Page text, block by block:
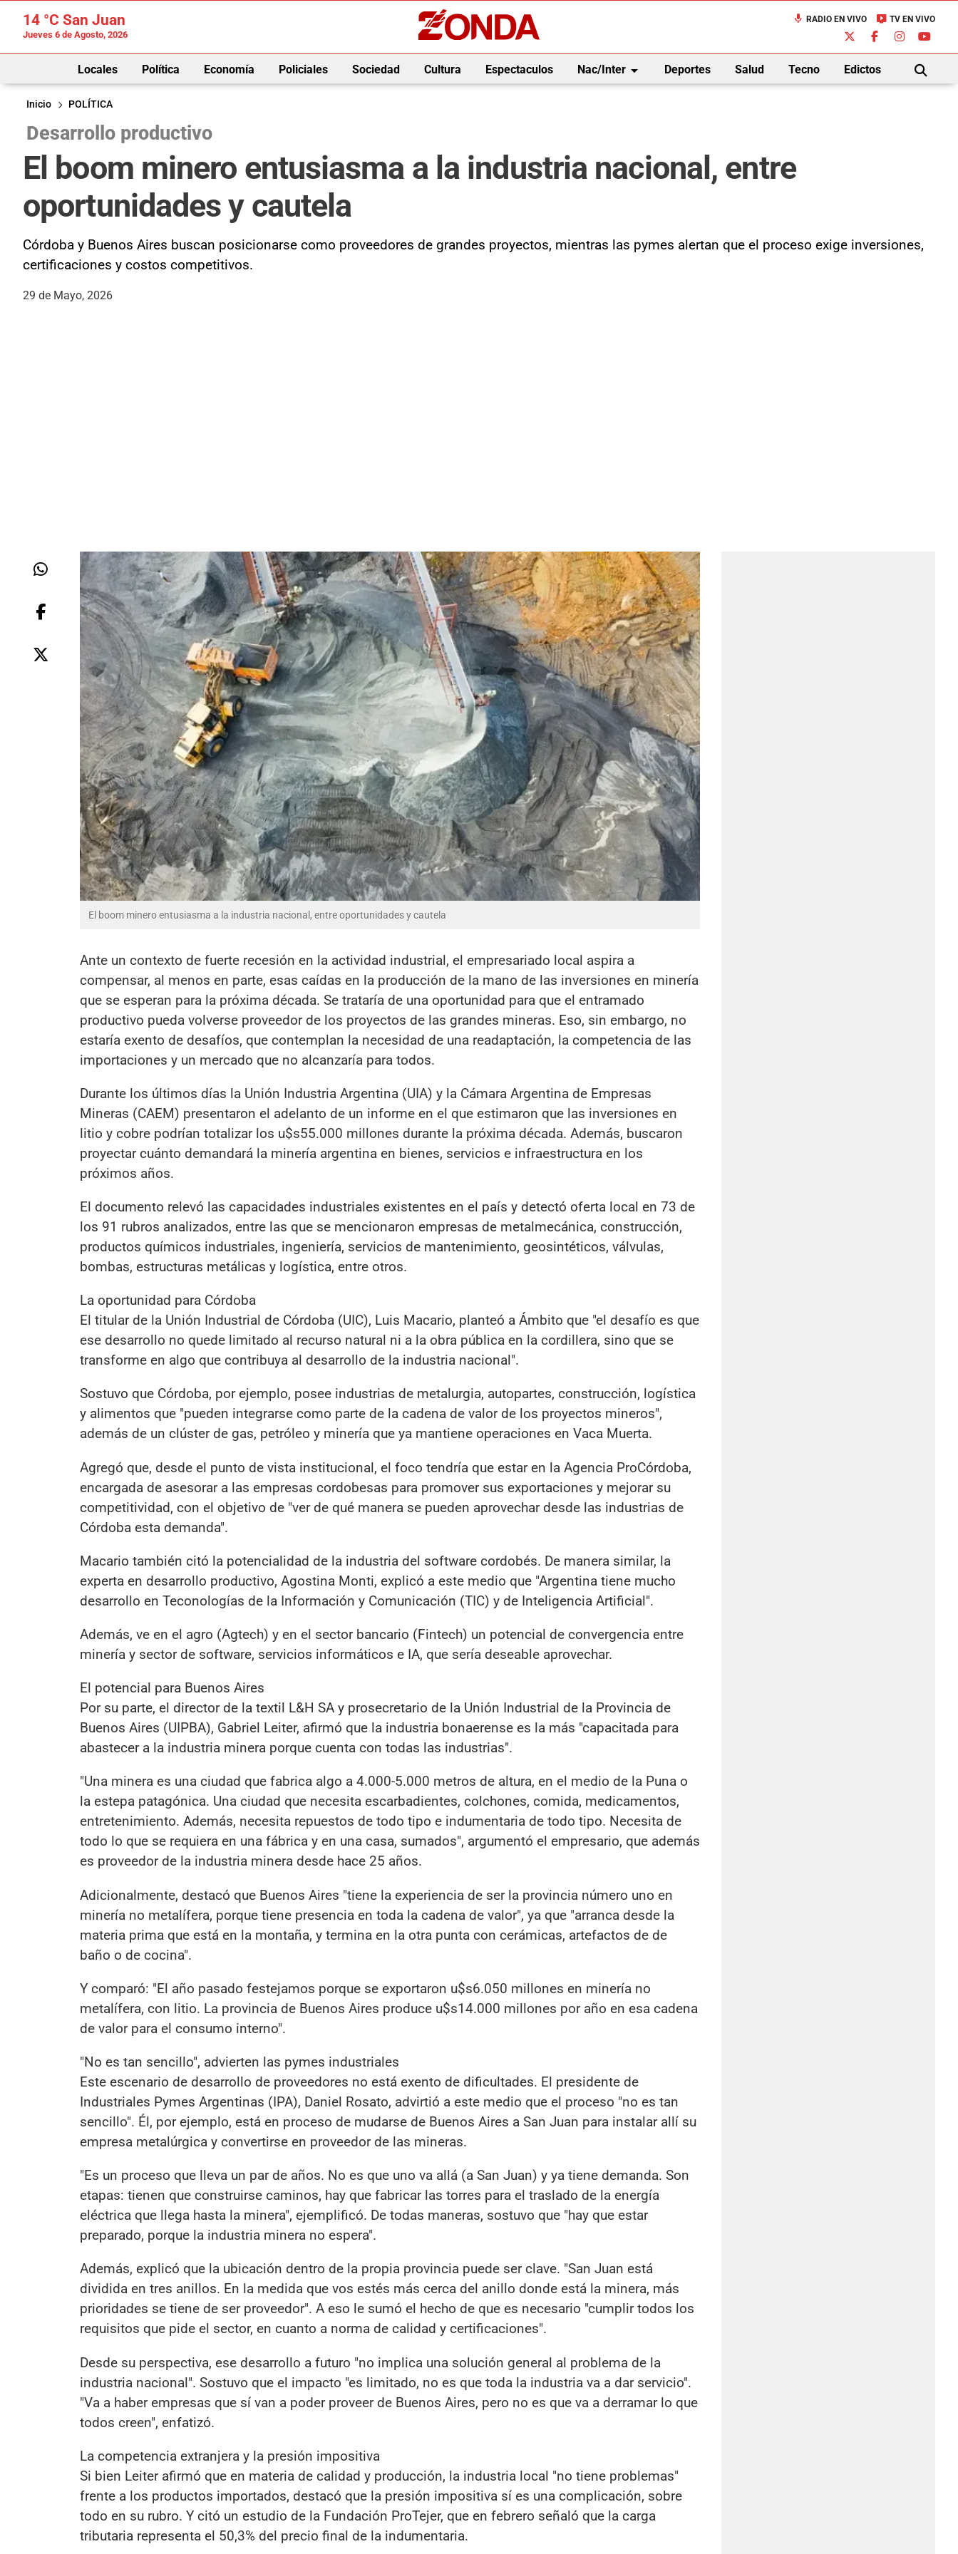
14 °C San Juan
Jueves 6 de Agosto, 2026
mic RADIO EN VIVO live_tv TV EN VIVO
Locales Política Economía Policiales Sociedad Cultura Espectaculos Nac/Interarrow_drop_down Deportes Salud Tecno Edictos
BUSCAR
Inicio
POLÍTICA
Desarrollo productivo
El boom minero entusiasma a la industria nacional, entre
oportunidades y cautela
Córdoba y Buenos Aires buscan posicionarse como proveedores de grandes proyectos, mientras las pymes alertan que el proceso exige inversiones,
certificaciones y costos competitivos.
29 de Mayo, 2026
El boom minero entusiasma a la industria nacional, entre oportunidades y cautela
Ante un contexto de fuerte recesión en la actividad industrial, el empresariado local aspira a
compensar, al menos en parte, esas caídas en la producción de la mano de las inversiones en minería
que se esperan para la próxima década. Se trataría de una oportunidad para que el entramado
productivo pueda volverse proveedor de los proyectos de las grandes mineras. Eso, sin embargo, no
estaría exento de desafíos, que contemplan la necesidad de una readaptación, la competencia de las
importaciones y un mercado que no alcanzaría para todos.
Durante los últimos días la Unión Industria Argentina (UIA) y la Cámara Argentina de Empresas
Mineras (CAEM) presentaron el adelanto de un informe en el que estimaron que las inversiones en
litio y cobre podrían totalizar los u$s55.000 millones durante la próxima década. Además, buscaron
proyectar cuánto demandará la minería argentina en bienes, servicios e infraestructura en los
próximos años.
El documento relevó las capacidades industriales existentes en el país y detectó oferta local en 73 de
los 91 rubros analizados, entre las que se mencionaron empresas de metalmecánica, construcción,
productos químicos industriales, ingeniería, servicios de mantenimiento, geosintéticos, válvulas,
bombas, estructuras metálicas y logística, entre otros.
La oportunidad para Córdoba
El titular de la Unión Industrial de Córdoba (UIC), Luis Macario, planteó a Ámbito que "el desafío es que
ese desarrollo no quede limitado al recurso natural ni a la obra pública en la cordillera, sino que se
transforme en algo que contribuya al desarrollo de la industria nacional".
Sostuvo que Córdoba, por ejemplo, posee industrias de metalurgia, autopartes, construcción, logística
y alimentos que "pueden integrarse como parte de la cadena de valor de los proyectos mineros",
además de un clúster de gas, petróleo y minería que ya mantiene operaciones en Vaca Muerta.
Agregó que, desde el punto de vista institucional, el foco tendría que estar en la Agencia ProCórdoba,
encargada de asesorar a las empresas cordobesas para promover sus exportaciones y mejorar su
competitividad, con el objetivo de "ver de qué manera se pueden aprovechar desde las industrias de
Córdoba esta demanda".
Macario también citó la potencialidad de la industria del software cordobés. De manera similar, la
experta en desarrollo productivo, Agostina Monti, explicó a este medio que "Argentina tiene mucho
desarrollo en Teconologías de la Información y Comunicación (TIC) y de Inteligencia Artificial".
Además, ve en el agro (Agtech) y en el sector bancario (Fintech) un potencial de convergencia entre
minería y sector de software, servicios informáticos e IA, que sería deseable aprovechar.
El potencial para Buenos Aires
Por su parte, el director de la textil L&H SA y prosecretario de la Unión Industrial de la Provincia de
Buenos Aires (UIPBA), Gabriel Leiter, afirmó que la industria bonaerense es la más "capacitada para
abastecer a la industria minera porque cuenta con todas las industrias".
"Una minera es una ciudad que fabrica algo a 4.000-5.000 metros de altura, en el medio de la Puna o
la estepa patagónica. Una ciudad que necesita escarbadientes, colchones, comida, medicamentos,
entretenimiento. Además, necesita repuestos de todo tipo e indumentaria de todo tipo. Necesita de
todo lo que se requiera en una fábrica y en una casa, sumados", argumentó el empresario, que además
es proveedor de la industria minera desde hace 25 años.
Adicionalmente, destacó que Buenos Aires "tiene la experiencia de ser la provincia número uno en
minería no metalífera, porque tiene presencia en toda la cadena de valor", ya que "arranca desde la
materia prima que está en la montaña, y termina en la otra punta con cerámicas, artefactos de de
baño o de cocina".
Y comparó: "El año pasado festejamos porque se exportaron u$s6.050 millones en minería no
metalífera, con litio. La provincia de Buenos Aires produce u$s14.000 millones por año en esa cadena
de valor para el consumo interno".
"No es tan sencillo", advierten las pymes industriales
Este escenario de desarrollo de proveedores no está exento de dificultades. El presidente de
Industriales Pymes Argentinas (IPA), Daniel Rosato, advirtió a este medio que el proceso "no es tan
sencillo". Él, por ejemplo, está en proceso de mudarse de Buenos Aires a San Juan para instalar allí su
empresa metalúrgica y convertirse en proveedor de las mineras.
"Es un proceso que lleva un par de años. No es que uno va allá (a San Juan) y ya tiene demanda. Son
etapas: tienen que construirse caminos, hay que fabricar las torres para el traslado de la energía
eléctrica que llega hasta la minera", ejemplificó. De todas maneras, sostuvo que "hay que estar
preparado, porque la industria minera no espera".
Además, explicó que la ubicación dentro de la propia provincia puede ser clave. "San Juan está
dividida en tres anillos. En la medida que vos estés más cerca del anillo donde está la minera, más
prioridades se tiene de ser proveedor". A eso le sumó el hecho de que es necesario "cumplir todos los
requisitos que pide el sector, en cuanto a norma de calidad y certificaciones".
Desde su perspectiva, ese desarrollo a futuro "no implica una solución general al problema de la
industria nacional". Sostuvo que el impacto "es limitado, no es que toda la industria va a dar servicio".
"Va a haber empresas que sí van a poder proveer de Buenos Aires, pero no es que va a derramar lo que
todos creen", enfatizó.
La competencia extranjera y la presión impositiva
Si bien Leiter afirmó que en materia de calidad y producción, la industria local "no tiene problemas"
frente a los productos importados, destacó que la presión impositiva sí es una complicación, sobre
todo en su rubro. Y citó un estudio de la Fundación ProTejer, que en febrero señaló que la carga
tributaria representa el 50,3% del precio final de la indumentaria.